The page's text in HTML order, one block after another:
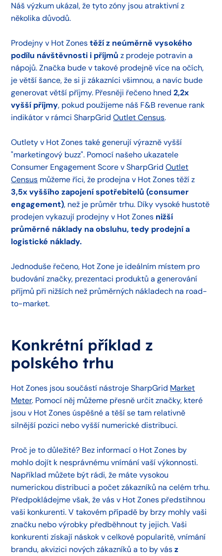
Náš výzkum ukázal, že tyto zóny jsou atraktivní z
několika důvodů.
Prodejny v Hot Zonestěží z neúměrně vysokého
podílu návštěvnosti i příjmů z prodeje potravin a
nápojů. Značka bude v takové prodejně více na očích,
je větší šance, že si ji zákazníci všimnou, a navíc bude
generovat větší příjmy. Přesněji řečeno hned2,2x
vyšší příjmy, pokud použijeme náš F&B revenue rank
indikátor v rámci SharpGridOutlet Census.
Outlety v Hot Zones také generují výrazně vyšší
"marketingový buzz". Pomocí našeho ukazatele
Consumer Engagement Score v SharpGridOutlet
Census můžeme říci, že prodejna v Hot Zones těží z
3,5x vyššího zapojení spotřebitelů (consumer
engagement), než je průměr trhu. Díky vysoké hustotě
prodejen vykazují prodejny v Hot Zones nižší
průměrné náklady na obsluhu, tedy prodejní a
logistické náklady.
Jednoduše řečeno, Hot Zone je ideálním místem pro
budování značky, prezentaci produktů a generování
příjmů při nižších než průměrných nákladech na road-
to-market.
Konkrétní příklad z
polského trhu
Hot Zones jsou součástí nástroje SharpGrid Market
Meter. Pomocí něj můžeme přesně určit značky, které
jsou v Hot Zones úspěšné a těší se tam relativně
silnější pozici nebo vyšší numerické distribuci.
Proč je to důležité? Bez informací o Hot Zones by
mohlo dojít k nesprávnému vnímání vaší výkonnosti.
Například můžete být rádi, že máte vysokou
numerickou distribuci a počet zákazníků na celém trhu.
Předpokládejme však, že vás v Hot Zones předstihnou
vaši konkurenti. V takovém případě by brzy mohly vaši
značku nebo výrobky předběhnout ty jejich. Vaši
konkurenti získají náskok v celkové popularitě, vnímání
brandu, akvizici nových zákazníků a to by vász